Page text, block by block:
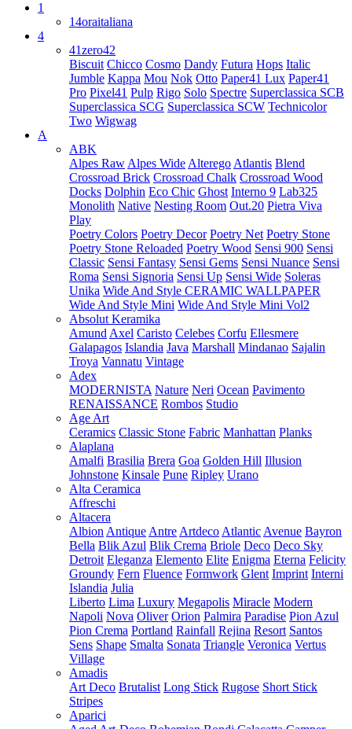
1
14oraitaliana
4
41zero42
Biscuit Chicco Cosmo Dandy Futura Hops Italic
Jumble Kappa Mou Nok Otto Paper41 Lux Paper41
Pro Pixel41 Pulp Rigo Solo Spectre Superclassica SCB
Superclassica SCG Superclassica SCW Technicolor
Two Wigwag
A
ABK
Alpes Raw Alpes Wide Alterego Atlantis Blend
Crossroad Brick Crossroad Chalk Crossroad Wood
Docks Dolphin Eco Chic Ghost Interno 9 Lab325
Monolith Native Nesting Room Out.20 Pietra Viva
Play
Poetry Colors Poetry Decor Poetry Net Poetry Stone
Poetry Stone Reloaded Poetry Wood Sensi 900 Sensi
Classic Sensi Fantasy Sensi Gems Sensi Nuance Sensi
Roma Sensi Signoria Sensi Up Sensi Wide Soleras
Unika Wide And Style CERAMIC WALLPAPER
Wide And Style Mini Wide And Style Mini Vol2
Absolut Keramika
Amund Axel Caristo Celebes Corfu Ellesmere
Galapagos Islandia Java Marshall Mindanao Sajalin
Troya Vannatu Vintage
Adex
MODERNISTA Nature Neri Ocean Pavimento
RENAISSANCE Rombos Studio
Age Art
Ceramics Classic Stone Fabric Manhattan Planks
Alaplana
Amalfi Brasilia Brera Goa Golden Hill Illusion
Johnstone Kinsale Pune Ripley Urano
Alta Ceramica
Affreschi
Altacera
Albion Antique Antre Artdeco Atlantic Avenue Bayron
Bella Blik Azul Blik Crema Briole Deco Deco Sky
Detroit Eleganza Elemento Elite Enigma Eterna Felicity
Groundy Fern Fluence Formwork Glent Imprint Interni
Islandia Julia
Liberto Lima Luxury Megapolis Miracle Modern
Napoli Nova Oliver Orion Palmira Paradise Pion Azul
Pion Crema Portland Rainfall Rejina Resort Santos
Sens Shape Smalta Sonata Triangle Veronica Vertus
Village
Amadis
Art Deco Brutalist Long Stick Rugose Short Stick
Stripes
Aparici